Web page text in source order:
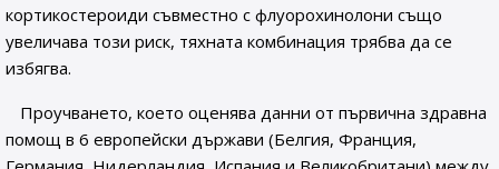
кортикостероиди съвместно с флуорохинолони също
увеличава този риск, тяхната комбинация трябва да се
избягва.
Проучването, което оценява данни от първична здравна
помощ в 6 европейски държави (Белгия, Франция,